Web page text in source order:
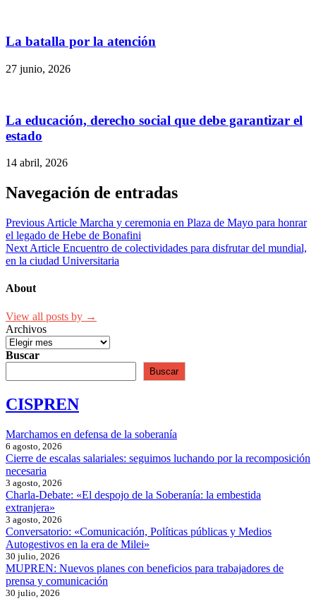
La batalla por la atención
27 junio, 2026
La educación, derecho social que debe garantizar el
estado
14 abril, 2026
Navegación de entradas
Previous Article Marcha y ceremonia en Plaza de Mayo para honrar
el legado de Hebe de Bonafini
Next Article Encuentro de colectividades para disfrutar del mundial,
en la ciudad Universitaria
About
View all posts by →
Archivos
Buscar
Buscar
CISPREN
Marchamos en defensa de la soberanía
6 agosto, 2026
Cierre de escalas salariales: seguimos luchando por la recomposición
necesaria
3 agosto, 2026
Charla-Debate: «El despojo de la Soberanía: la embestida
extranjera»
3 agosto, 2026
Conversatorio: «Comunicación, Políticas públicas y Medios
Autogestivos en la era de Milei»
30 julio, 2026
MUPREN: Nuevos planes con beneficios para trabajadores de
prensa y comunicación
30 julio, 2026